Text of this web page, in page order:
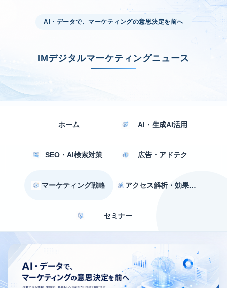
AI・データで、マーケティングの意思決定を前へ
IMデジタルマーケティングニュース
ホーム AI・生成AI活用
SEO・AI検索対策 広告・アドテク
マーケティング戦略 アクセス解析・効果測定
セミナー